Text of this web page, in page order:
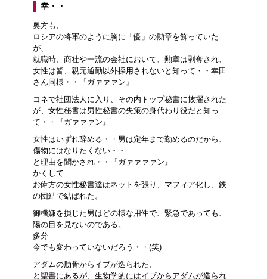
幸・・
奥方も、
ロシアの将軍のように胸に「優」の勲章を飾っていた
が、
就職時、商社や一流の会社において、勲章は剥奪され、
女性は皆、親元通勤以外採用されないと知って・・幸田
さん同様・・『ガァァァン』
コネで社団法人に入り、その内トップ秘書に抜擢された
が、女性秘書は男性秘書の失策の身代わり役だと知っ
て・・『ガァァァン』
女性はいずれ辞める・・男は定年まで勤めるのだから、
傷物にはなりたくない・・
と理由を聞かされ・・『ガァァァァン』
かくして
お偉方の女性秘書達はネットを張り、マフィア化し、鉄
の団結で結ばれた。
御機嫌を損じた男はどの様な用件で、緊急であっても、
陽の目を見ないのである。
多分
今でも変わっていないだろう・・(笑)
アダムの肋骨からイブが造られた、
と聖書にあるが、生物学的にはイブからアダムが造られ